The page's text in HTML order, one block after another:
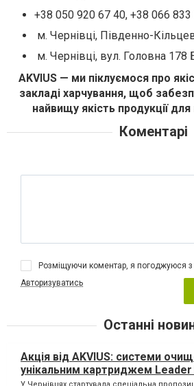
+38 050 920 67 40, +38 066
м. Чернівці, Південно-
м. Чернівці, вул. Головна 178
AKVIUS — ми піклуємося про
закладі харчування, щоб
найвищу якість продукції для
Коментарі
Розміщуючи коментар, я погоджуюся з
Авторизуватись
Останні
Акція від AKVIUS: системи
унікальним картриджем Leader